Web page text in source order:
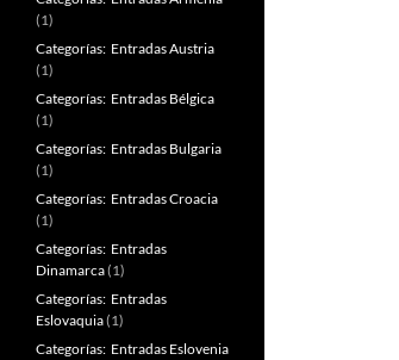
(1)
Categorías: Entradas Austria
(1)
Categorías: Entradas Bélgica
(1)
Categorías: Entradas Bulgaria
(1)
Categorías: Entradas Croacia
(1)
Categorías: Entradas
Dinamarca(1)
Categorías: Entradas
Eslovaquia(1)
Categorías: Entradas Eslovenia